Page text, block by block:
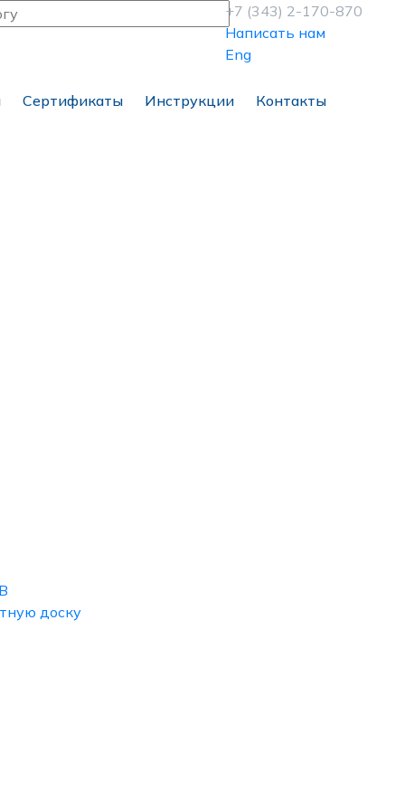
+7 (343) 2-170-870
Написать нам
Eng
Сертификаты Инструкции Контакты
доску